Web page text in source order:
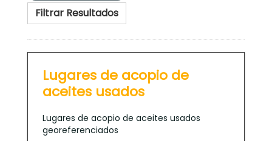
Filtrar Resultados
Lugares de acopio de
aceites usados
Lugares de acopio de aceites usados
georeferenciados